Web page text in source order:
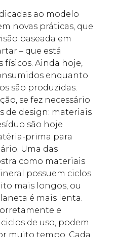
ao modelo
novas práticas, que
baseada em
– que está
Ainda hoje,
enquanto
são produzidas.
se fez necessário
de design: materiais
são hoje
prima para
Uma das
como materiais
possuem ciclos
mais longos, ou
é mais lenta.
e
de uso, podem
muito tempo. Cada